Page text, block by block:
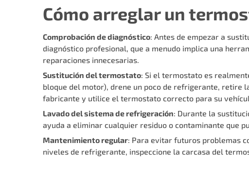
Cómo arreglar un
Comprobación de diagnóstico: Antes de empezar a
diagnóstico profesional, que a menudo implica una
reparaciones innecesarias.
Sustitución del termostato: Si el termostato es
bloque del motor), drene un poco de refrigerante, retire
fabricante y utilice el termostato correcto para su
Lavado del sistema de refrigeración: Durante la
ayuda a eliminar cualquier residuo o contaminante que
Mantenimiento regular: Para evitar futuros problemas
niveles de refrigerante, inspeccione la carcasa del